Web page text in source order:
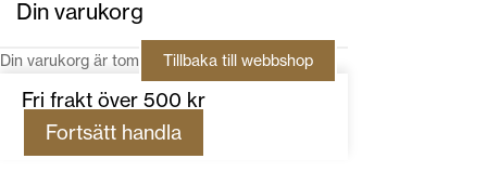
Din varukorg
Din varukorg är tom Tillbaka till webbshop
Fri frakt över 500 kr
Fortsätt handla